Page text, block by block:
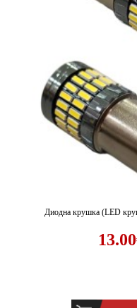
Диодна крушка (LED